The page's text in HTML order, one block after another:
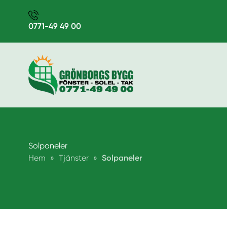
0771-49 49 00
Solpaneler
Hem » Tjänster » Solpaneler